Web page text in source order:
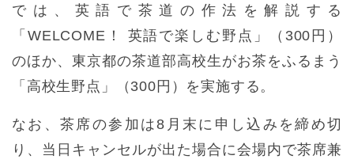
では、英語で茶道の作法を解説する
「WELCOME！ 英語で楽しむ野点」（300円）
のほか、東京都の茶道部高校生がお茶をふるまう
「高校生野点」（300円）を実施する。
なお、茶席の参加は8月末に申し込みを締め切
り、当日キャンセルが出た場合に会場内で茶席兼